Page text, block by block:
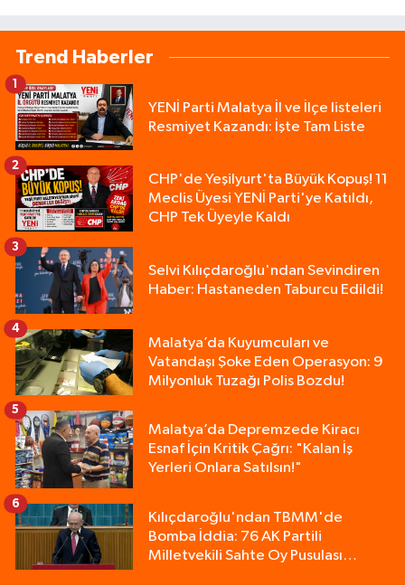
Trend Haberler
YENİ Parti Malatya İl ve İlçe listeleri
Resmiyet Kazandı: İşte Tam Liste
1
CHP'de Yeşilyurt'ta Büyük Kopuş! 11
Meclis Üyesi YENİ Parti'ye Katıldı,
CHP Tek Üyeyle Kaldı
2
Selvi Kılıçdaroğlu'ndan Sevindiren
Haber: Hastaneden Taburcu Edildi!
3
Malatya’da Kuyumcuları ve
Vatandaşı Şoke Eden Operasyon: 9
Milyonluk Tuzağı Polis Bozdu!
4
Malatya’da Depremzede Kiracı
Esnaf İçin Kritik Çağrı: "Kalan İş
Yerleri Onlara Satılsın!"
5
Kılıçdaroğlu'ndan TBMM'de
Bomba İddia: 76 AK Partili
Milletvekili Sahte Oy Pusulası
6